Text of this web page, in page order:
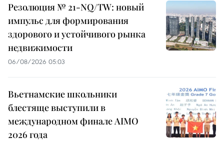
Резолюция № 21-NQ/TW: новый
импульс для формирования
здорового и устойчивого рынка
недвижимости
06/08/2026 05:03
Вьетнамские школьники
блестяще выступили в
международном финале AIMO
2026 года